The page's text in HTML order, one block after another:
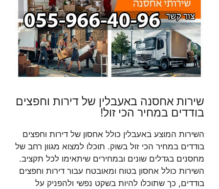
שירות אחסנה באעבלין של דירות וחפצים
בודדים במחיר הכי זול!
השירות המוצע באעבלין כולל אחסון של דירות וחפצים
בודדים במחיר הכי זול בשוק. תוכלו למצוא מגוון רחב של
מחסנים בגדלים שונים ובמחירים שיתאימו לכל תקציב.
השירות כולל אחסון בטוח ומאובטח עבור דירות וחפצים
בודדים, כך שתוכלו להיות בשקט נפשי ולהפניק על